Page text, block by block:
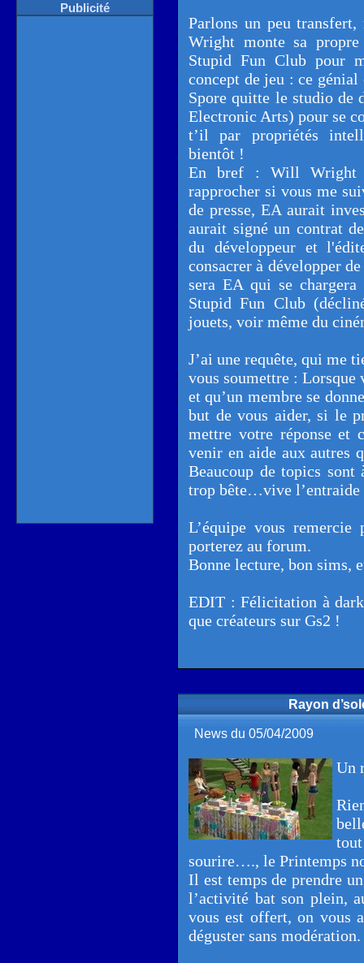
Publicité
Parlons un peu
Wright monte sa
Stupid Fun Club pour
concept de jeu : ce
Spore quitte le studio de
Electronic Arts) pour se
t’il par propriétés
bientôt !
En bref : Will Wright
rapprocher si vous me
de presse, EA aurait
aurait signé un contrat
du développeur et
consacrer à développer
sera EA qui se
Stupid Fun Club
jouets, voir même du
J’ai une requête, qui me
vous soumettre : Lorsque
et qu’un membre se
but de vous aider, si le
mettre votre réponse et
venir en aide aux autres
Beaucoup de topics sont
trop bête…vive l’entraide
L’équipe vous
porterez au forum.
Bonne lecture, bon sims,
EDIT : Félicitation à
que créateurs sur Gs2 !
Rayon
News du 05/04/2009
Un
sourire…., le Printemps
Il est temps de prendre
l’activité bat son plein,
vous est offert, on vous
déguster sans modération.